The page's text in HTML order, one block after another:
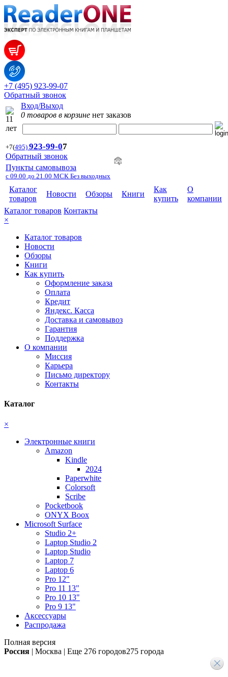
+7 (495) 923-99-07
Обратный звонок
Вход/Выход
0 товаров в корзине нет заказов
+7(495) 923-99-07
Обратный звонок
Пункты самовывоза
с 09.00 до 21.00 МСК Без выходных
Каталог
товаров
Новости Обзоры Книги
Как
купить
О
компании
Каталог товаров Контакты
×
Каталог товаров
Новости
Обзоры
Книги
Как купить
Оформление заказа
Оплата
Кредит
Яндекс. Касса
Доставка и самовывоз
Гарантия
Поддержка
О компании
Миссия
Карьера
Письмо директору
Контакты
Каталог
×
Электронные книги
Amazon
Kindle
2024
Paperwhite
Colorsoft
Scribe
Pocketbook
ONYX Boox
Microsoft Surface
Studio 2+
Laptop Studio 2
Laptop Studio
Laptop 7
Laptop 6
Pro 12"
Pro 11 13"
Pro 10 13"
Pro 9 13"
Аксессуары
Распродажа
Полная версия
Россия | Москва | Еще 276 городов275 города